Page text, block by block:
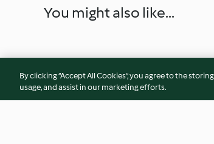
You might also like...
By clicking “Accept All Cookies”, you agree to the
usage, and assist in our marketing efforts.